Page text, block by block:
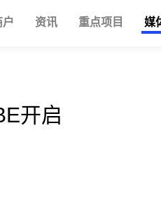
户 资讯 重点项目 媒
开启